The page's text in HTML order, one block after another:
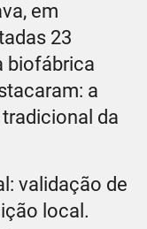
em
23
biofábrica
a
tradicional da
validação de
local.